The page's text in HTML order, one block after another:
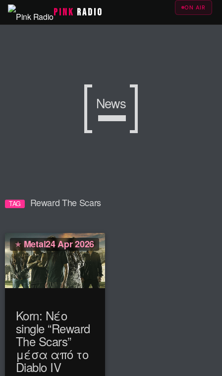
PINK RADIO ON AIR
News
TAG Reward The Scars
Metal24 Apr 2026
Korn: Νέο
single “Reward
The Scars”
μέσα από το
Diablo IV